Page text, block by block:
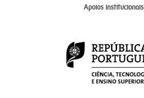
Apoios institucionais